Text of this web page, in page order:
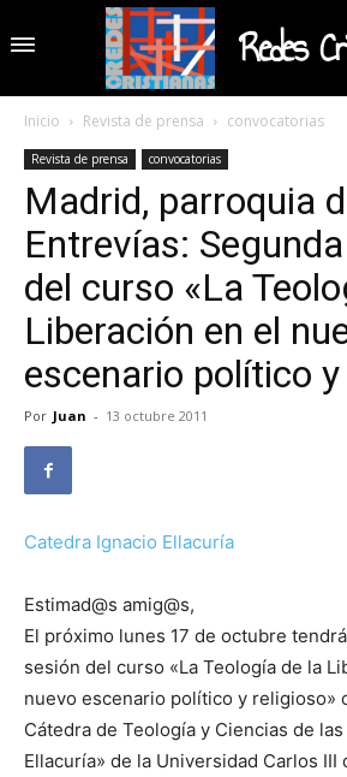
Redes
Inicio Revista de prensa convocatorias
Revista de prensa convocatorias
Madrid, parroquia
Entrevías:
del curso «La
Liberación en el
escenario político
Por Juan - 13 octubre 2011
Catedra Ignacio Ellacuría
Estimad@s amig@s,
El próximo lunes 17 de octubre
sesión del curso «La Teología de la
nuevo escenario político y religioso»
Cátedra de Teología y Ciencias de
Ellacuría» de la Universidad Carlos III